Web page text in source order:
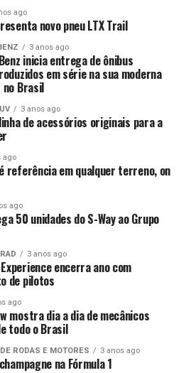
ago
novo pneu LTX Trail
3 anos ago
inicia entrega de ônibus
em série na sua moderna
Brasil
3 anos ago
de acessórios originais para a
ago
referência em qualquer terreno, on
ago
50 unidades do S-Way ao Grupo
3 anos ago
encerra ano com
de pilotos
ago
mostra dia a dia de mecânicos
todo o Brasil
RODAS E MOTORES 3 anos ago
na Fórmula 1